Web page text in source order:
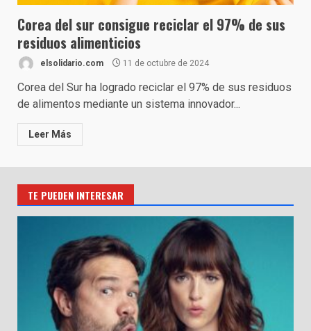
Corea del sur consigue reciclar el 97% de sus
residuos alimenticios
elsolidario.com 11 de octubre de 2024
Corea del Sur ha logrado reciclar el 97% de sus residuos
de alimentos mediante un sistema innovador...
Leer Más
TE PUEDEN INTERESAR